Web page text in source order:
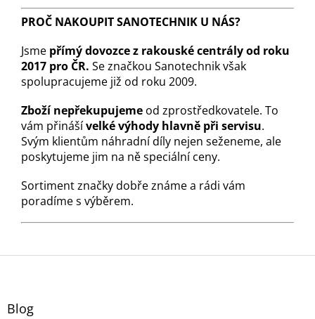
PROČ NAKOUPIT SANOTECHNIK U NÁS?
Jsme přímý dovozce z rakouské centrály od roku
2017 pro ČR. Se značkou Sanotechnik však
spolupracujeme již od roku 2009.
Zboží nepřekupujeme od zprostředkovatele. To
vám přinášívelké výhody hlavně při servisu.
Svým klientům náhradní díly nejen seženeme, ale
poskytujeme jim na ně speciální ceny.
Sortiment značky dobře známe a rádi vám
poradíme s výběrem.
Z
Blog